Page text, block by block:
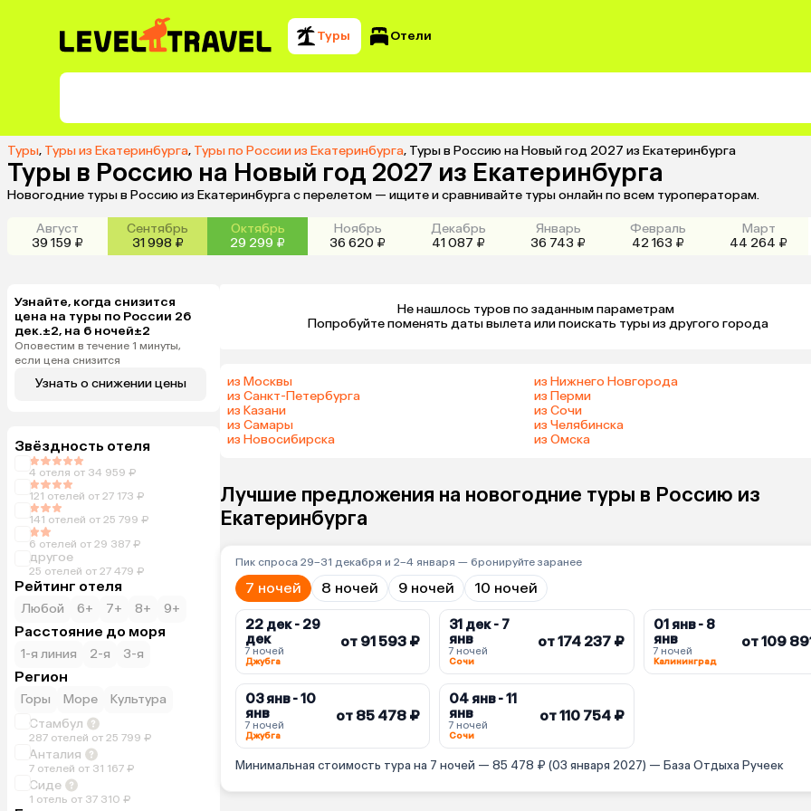
Туры Отели
Туры, Туры из Екатеринбурга, Туры по России из Екатеринбурга, Туры в Россию на Новый год 2027 из Екатеринбурга
Туры в Россию на Новый год 2027 из Екатеринбурга
Новогодние туры в Россию из Екатеринбурга с перелетом — ищите и сравнивайте туры онлайн по всем туроператорам.
Август
39 159 ₽
Сентябрь
31 998 ₽
Октябрь
29 299 ₽
Ноябрь
36 620 ₽
Декабрь
41 087 ₽
Январь
36 743 ₽
Февраль
42 163 ₽
Март
44 264 ₽
Узнайте, когда снизится
цена на туры по России 26
дек.±2, на 6 ночей±2
Оповестим в течение 1 минуты,
если цена снизится
Узнать о снижении цены
Звёздность отеля
4 отеля от 34 959 ₽
121 отелей от 27 173 ₽
141 отелей от 25 799 ₽
6 отелей от 29 387 ₽
другое
25 отелей от 27 479 ₽
Рейтинг отеля
Любой 6+ 7+ 8+ 9+
Расстояние до моря
1-я линия 2-я 3-я
Регион
Горы Море
Культура
Стамбул
287 отелей от 25 799 ₽
Анталия
7 отелей от 31 167 ₽
Сиде
1 отель от 37 310 ₽
Не нашлось туров по заданным параметрам
Попробуйте поменять даты вылета или поискать туры из другого города
из Москвы
из Санкт-Петербурга
из Казани
из Самары
из Новосибирска
из Нижнего Новгорода
из Перми
из Сочи
из Челябинска
из Омска
Лучшие предложения на новогодние туры в Россию из
Екатеринбурга
Пик спроса 29–31 декабря и 2–4 января — бронируйте заранее
7 ночей 8 ночей 9 ночей 10 ночей
22 дек - 29
дек
7 ночей
Джубга
от 91 593 ₽
31 дек - 7
янв
7 ночей
Сочи
от 174 237 ₽
01 янв - 8
янв
7 ночей
Калининград
от 109
03 янв - 10
янв
7 ночей
Джубга
от 85 478 ₽
04 янв - 11
янв
7 ночей
Сочи
от 110 754 ₽
Минимальная стоимость тура на 7 ночей — 85 478 ₽ (03 января 2027) — База Отдыха Ручеек